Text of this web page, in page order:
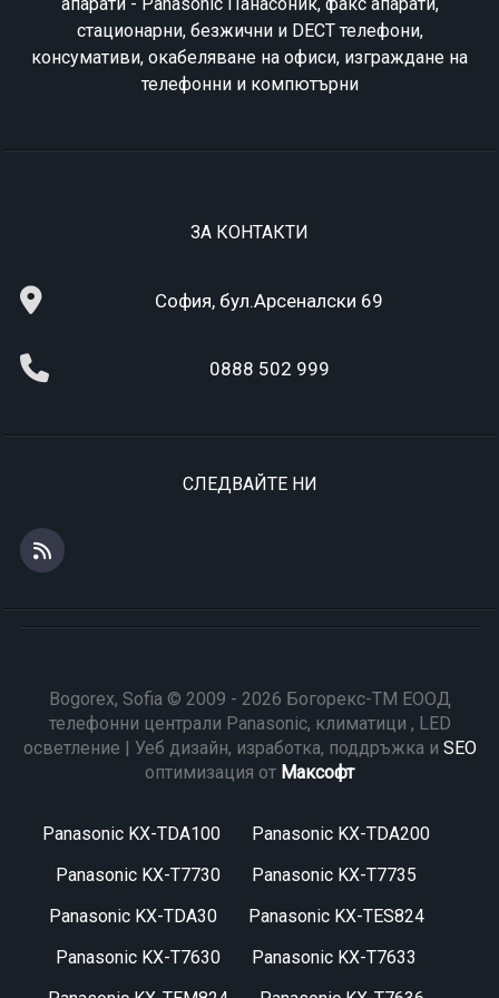
стационарни, безжични и DECT телефони,
консумативи, окабеляване на офиси, изграждане на
телефонни и компютърни
ЗА КОНТАКТИ
София, бул.Арсеналски 69
0888 502 999
СЛЕДВАЙТЕ НИ
Bogorex, Sofia © 2009 - 2026 Богорекс-ТМ ЕООД
телефонни централи Panasonic, климатици , LED
осветление | Уеб дизайн, изработка, поддръжка и SEO
оптимизация от Максофт
Panasonic KX-TDA100
Panasonic KX-TDA200
Panasonic KX-T7730
Panasonic KX-T7735
Panasonic KX-TDA30
Panasonic KX-TES824
Panasonic KX-T7630
Panasonic KX-T7633